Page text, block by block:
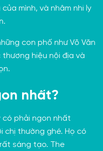
mình, và nhâm nhi ly
con phố như Võ Văn
thương hiệu nội địa và
nhất?
có phải ngon nhất
chị thường ghé. Họ có
sáng tạo.
The